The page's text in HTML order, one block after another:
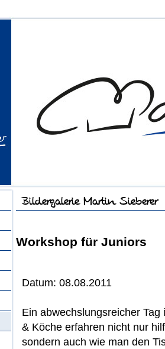
Workshop für Juniors
Datum: 08.08.2011
Ein abwechslungsreicher
& Köche erfahren nicht nur
sondern auch wie man den